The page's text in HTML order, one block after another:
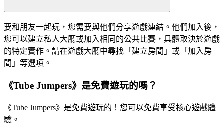
要和朋友一起玩，您需要與他們分享遊戲連結。他們加入後，
您可以建立私人大廳或加入相同的公共比賽，具體取決於遊戲
的特定實作。請在遊戲大廳中尋找「建立房間」或「加入房
間」等選項。
《Tube Jumpers》是免費遊玩的嗎？
《Tube Jumpers》是免費遊玩的！您可以免費享受核心遊戲體
驗。